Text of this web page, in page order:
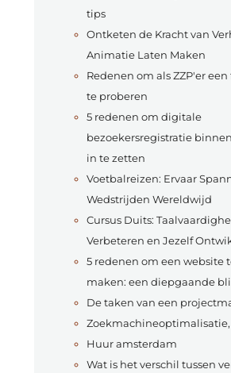
tips
Ontketen de Kracht van
Animatie Laten Maken
Redenen om als ZZP'er
te proberen
5 redenen om digitale
bezoekersregistratie
in te zetten
Voetbalreizen: Ervaar
Wedstrijden Wereldwijd
Cursus Duits:
Verbeteren en Jezelf
5 redenen om een website
maken: een diepgaande
De taken van een
Zoekmachineoptimalisatie,
Huur amsterdam
Wat is het verschil tussen